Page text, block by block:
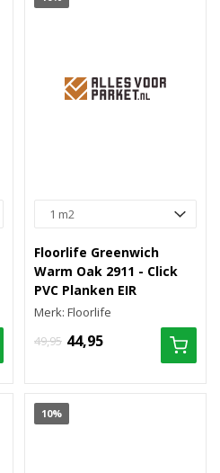
Floorlife Greenwich
Warm Oak 2911 - Click
PVC Planken EIR
Merk: Floorlife
49,95 44,95
10%